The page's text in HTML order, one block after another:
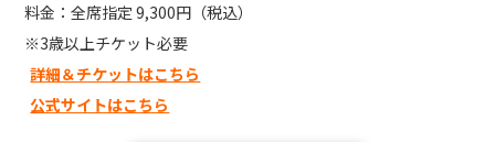
料金：全席指定 9,300円（税込）
※3歳以上チケット必要
詳細＆チケットはこちら
公式サイトはこちら